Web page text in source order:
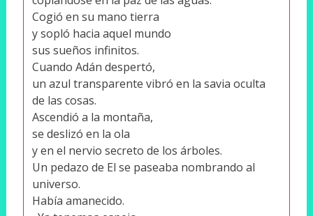
Cogió en su mano tierra
y sopló hacia aquel mundo
sus sueños infinitos.
Cuando Adán despertó,
un azul transparente vibró en la savia oculta
de las cosas.
Ascendió a la montaña,
se deslizó en la ola
y en el nervio secreto de los árboles.
Un pedazo de El se paseaba nombrando al
universo.
Había amanecido.